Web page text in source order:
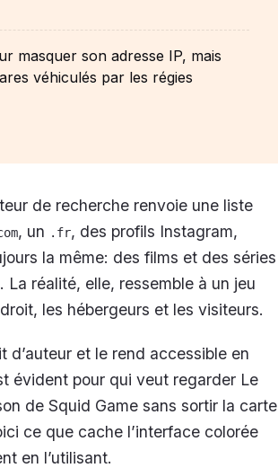
masquer son adresse IP, mais
véhiculés par les régies
de recherche renvoie une liste
, un .fr, des profils Instagram,
la même: des films et des séries
réalité, elle, ressemble à un jeu
les hébergeurs et les visiteurs.
et le rend accessible en
évident pour qui veut regarder Le
de Squid Game sans sortir la carte
ce que cache l’interface colorée
en l’utilisant.